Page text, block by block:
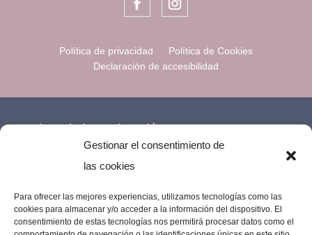
Gestionar el consentimiento de
las cookies
Para ofrecer las mejores experiencias, utilizamos tecnologías como las
cookies para almacenar y/o acceder a la información del dispositivo. El
consentimiento de estas tecnologías nos permitirá procesar datos como el
Política de privacidad
Política de Cookies
Declaración de accesibilidad
Financiado por la Unión Europea –
NextGenerationEU.